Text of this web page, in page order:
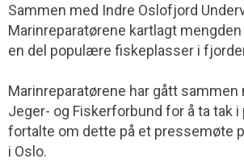
Sammen med Indre Oslofjord
Marinreparatørene kartlagt
en del populære fiskeplasser i
Marinreparatørene har gått sammen
Jeger- og Fiskerforbund for å ta tak i
fortalte om dette på et pressemøte
i Oslo.